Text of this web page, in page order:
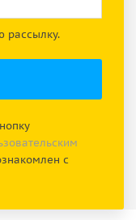
рассылку.
с